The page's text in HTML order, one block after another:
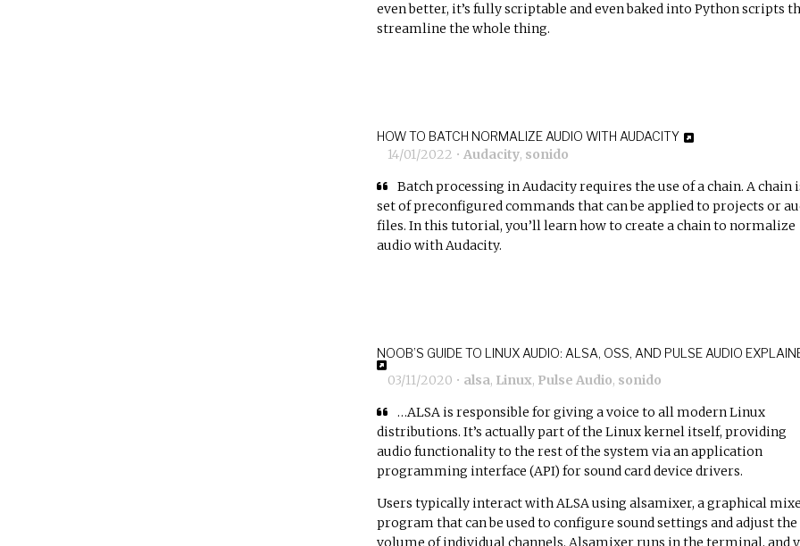
even better, it’s fully scriptable and even baked into Python scripts
streamline the whole thing.
HOW TO BATCH NORMALIZE AUDIO WITH AUDACITY
14/01/2022 • Audacity, sonido
Batch processing in Audacity requires the use of a chain. A chain
set of preconfigured commands that can be applied to projects or
files. In this tutorial, you’ll learn how to create a chain to normalize
audio with Audacity.
NOOB’S GUIDE TO LINUX AUDIO: ALSA, OSS, AND PULSE AUDIO
03/11/2020 • alsa, Linux, Pulse Audio, sonido
…ALSA is responsible for giving a voice to all modern Linux
distributions. It’s actually part of the Linux kernel itself, providing
audio functionality to the rest of the system via an application
programming interface (API) for sound card device drivers.
Users typically interact with ALSA using alsamixer, a graphical
program that can be used to configure sound settings and adjust the
volume of individual channels. Alsamixer runs in the terminal, and